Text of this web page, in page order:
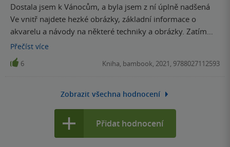
Dostala jsem k Vánocům, a byla jsem z ní úplně nadšená
Ve vnitř najdete hezké obrázky, základní informace o
akvarelu a návody na některé techniky a obrázky. Zatím
má první knížka o malování a za mě super ;)
Přečíst více
6 Kniha, bambook, 2021, 9788027112593
Zobrazit všechna hodnocení
Přidat hodnocení